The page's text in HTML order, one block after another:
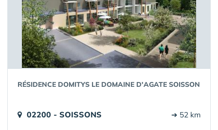
RÉSIDENCE DOMITYS LE DOMAINE D'AGATE SOISSON
02200 - SOISSONS ➔ 52 km